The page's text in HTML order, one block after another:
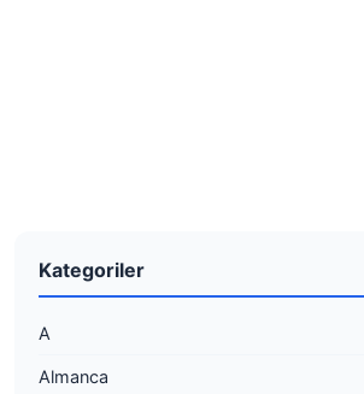
Kategoriler
A
Almanca